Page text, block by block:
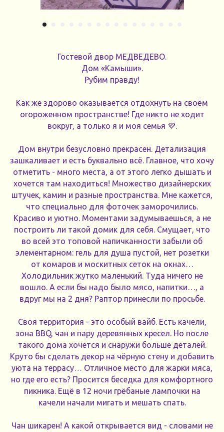
Гостевой двор МЕДВЕДЕВО.
Дом «Камыши».
Рубим правду!
Как же здорово оказывается отдохнуть на своём
огороженном пространстве! Где никто не ходит
вокруг, а только я и моя семья 💜.
Дом внутри безусловно прекрасен. Детализация
зашкаливает и есть буквально всё. Главное, что хочу
отметить - много места, а от этого легко дышать и
хочется там находиться! Множество дизайнерских
штучек, камин и разные пространства. Мне кажется,
что специально для фоточек заморочились.
Красиво и уютно. Моментами задумываешься, а не
построить ли такой домик для себя. Смущает, что
во всей это топовой напичканности забыли об
элементарном: гель для душа пустой, нет розетки
от комаров и москитных сеток на окнах…
Холодильник жутко маленький. Туда ничего не
вошло. А если бы надо было мясо, напитки…, а
вдруг мы на 2 дня? Раптор принесли по просьбе.
Своя территория - это особый вайб. Есть качели,
зона BBQ, чан и пару деревянных кресел. Но после
такого дома хочется и снаружи больше деталей.
Круто бы сделать декор на чёрную стену и добавить
уюта на террасу… Отличное место для жарки мяса,
но где его есть? Просится беседка для комфортного
пикника. Ещё в 12 ночи грёбаные лампочки на
качели начали мигать и мешать спать.
Чан шикарен! А какой открывается вид - словами не